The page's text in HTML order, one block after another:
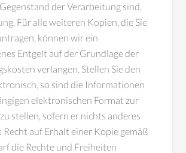
der Verarbeitung sind,
Für alle weiteren Kopien, die Sie
können wir ein
Entgelt auf der Grundlage der
verlangen. Stellen Sie den
so sind die Informationen
elektronischen Format zur
stellen, sofern er nichts anderes
Recht auf Erhalt einer Kopie gemäß
die Rechte und Freiheiten